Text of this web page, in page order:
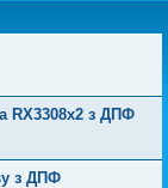
RX3308x2 з ДПФ
з ДПФ